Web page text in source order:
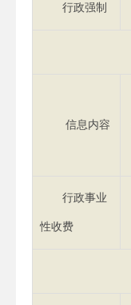
行政强制
信息内容
行政事业
性收费